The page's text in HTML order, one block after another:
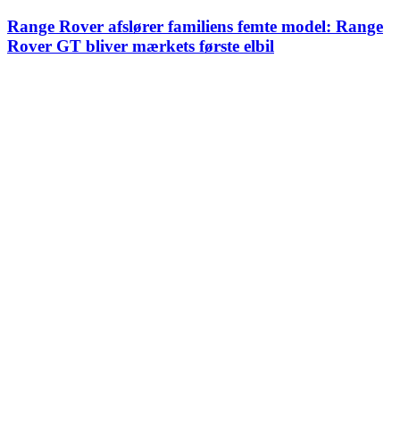
Range Rover afslører familiens femte model: Range
Rover GT bliver mærkets første elbil